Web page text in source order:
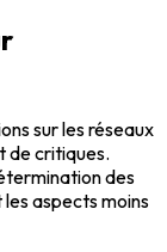
sur les réseaux
de critiques.
des
aspects moins